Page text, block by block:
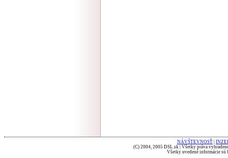
NÁVŠTEVNOSŤ
(C) 2004, 2005 DSL.sk | Všetky práva
Všetky uvedené informácie sú